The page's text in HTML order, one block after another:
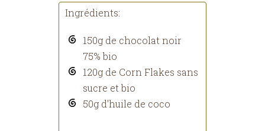
Ingrédients:
150g de chocolat noir
75% bio
120g de Corn Flakes sans
sucre et bio
50g d'huile de coco